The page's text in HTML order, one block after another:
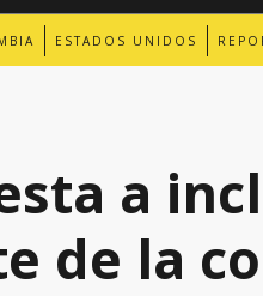
ESTADOS UNIDOS
a
de la